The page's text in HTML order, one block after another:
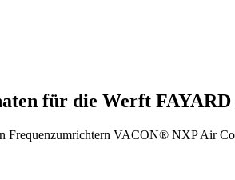
für die Werft FAYARD
Frequenzumrichtern VACON® NXP Air